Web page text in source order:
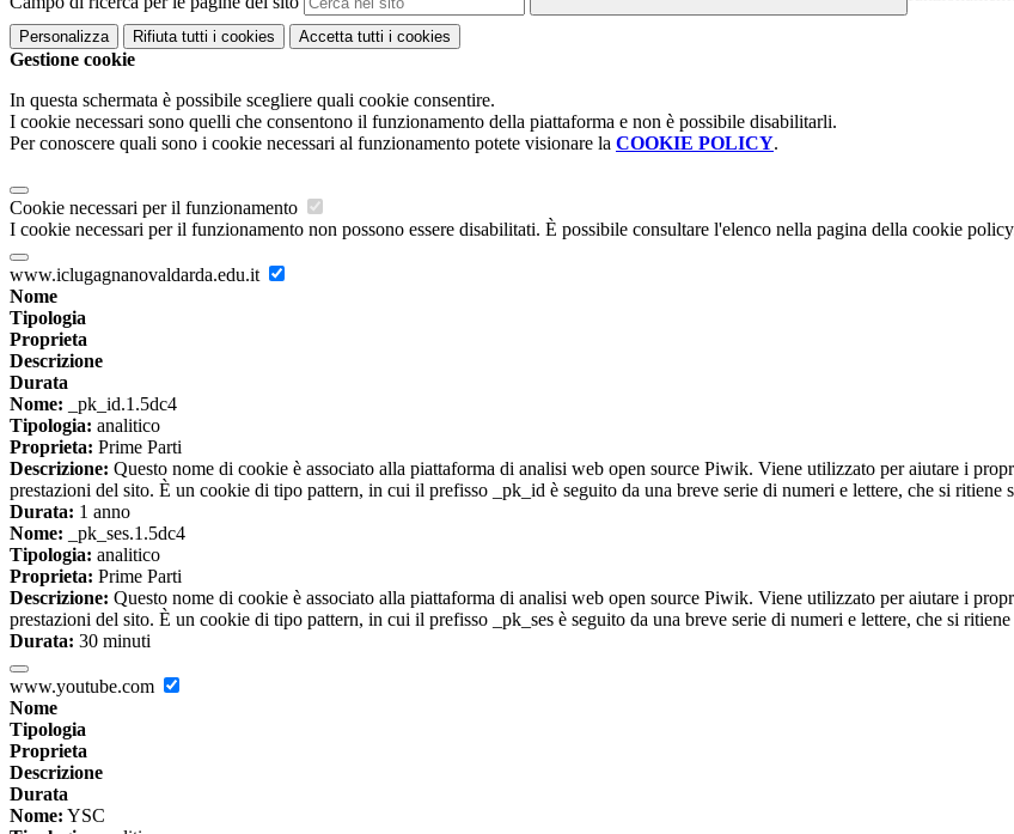
Personalizza Rifiuta tutti i cookies Accetta tutti i cookies
Gestione cookie
In questa schermata è possibile scegliere quali cookie consentire.
I cookie necessari sono quelli che consentono il funzionamento della piattaforma e non è possibile disabilitarli.
Per conoscere quali sono i cookie necessari al funzionamento potete visionare la COOKIE POLICY.
Cookie necessari per il funzionamento
I cookie necessari per il funzionamento non possono essere disabilitati. È possibile consultare l'elenco nella pagina della cookie
www.iclugagnanovaldarda.edu.it
Nome
Tipologia
Proprieta
Descrizione
Durata
Nome: _pk_id.1.5dc4
Tipologia: analitico
Proprieta: Prime Parti
Descrizione: Questo nome di cookie è associato alla piattaforma di analisi web open source Piwik. Viene utilizzato per aiutare i
prestazioni del sito. È un cookie di tipo pattern, in cui il prefisso _pk_id è seguito da una breve serie di numeri e lettere, che si
Durata: 1 anno
Nome: _pk_ses.1.5dc4
Tipologia: analitico
Proprieta: Prime Parti
Descrizione: Questo nome di cookie è associato alla piattaforma di analisi web open source Piwik. Viene utilizzato per aiutare i
prestazioni del sito. È un cookie di tipo pattern, in cui il prefisso _pk_ses è seguito da una breve serie di numeri e lettere, che si
Durata: 30 minuti
www.youtube.com
Nome
Tipologia
Proprieta
Descrizione
Durata
Nome: YSC